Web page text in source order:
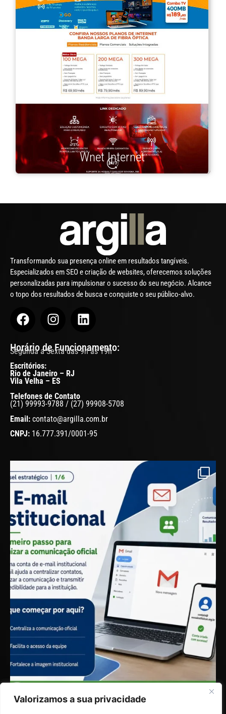
Valorizamos a sua privacidade
Wnet Internet
Transformando sua presença online em resultados tangíveis.
Especializados em SEO e criação de websites, oferecemos soluções
personalizadas para impulsionar o sucesso do seu negócio. Alcance
o topo dos resultados de busca e conquiste o seu público-alvo.
Horário de Funcionamento:
Segunda a Sexta das 9h às 19h
Escritórios:
Rio de Janeiro – RJ
Vila Velha – ES
Telefones de Contato
(21) 99993-9788 / (27) 99908-5708
Email: contato@argilla.com.br
CNPJ: 16.777.391/0001-95